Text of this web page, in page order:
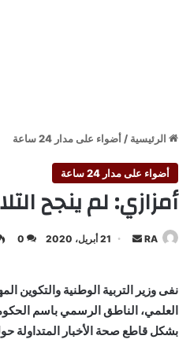
الرئيسية / أضواء على مدار 24 ساعة
أضواء على مدار 24 ساعة
أمزازي: لم ينجح
RA
أرسل 21 أبريل، 2020 0
نفى وزير التربية الوطنية والتكوين
العلمي، الناطق الرسمي باسم
بشكل قاطع صحة الأخبار المتداولة